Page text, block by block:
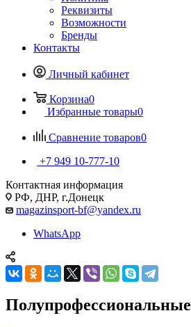
Реквизиты
Возможности
Бренды
Контакты
Личный кабинет
Корзина0
Избранные товары0
Сравнение товаров0
+7 949 10-777-10
Контактная информация
РФ, ДНР, г.Донецк
magazinsport-bf@yandex.ru
WhatsApp
Полупрофессиональные